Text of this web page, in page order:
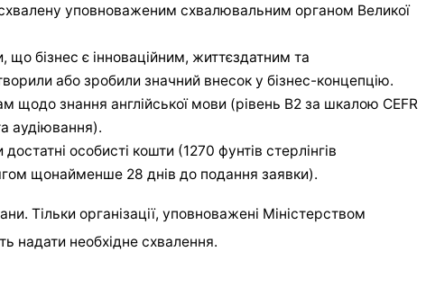
уповноваженим схвалювальним органом Великої
бізнес є інноваційним, життєздатним та
або зробили значний внесок у бізнес-концепцію.
щодо знання англійської мови (рівень B2 за шкалою CEFR
аудіювання).
особисті кошти (1270 фунтів стерлінгів
щонайменше 28 днів до подання заявки).
Тільки організації, уповноважені Міністерством
надати необхідне схвалення.